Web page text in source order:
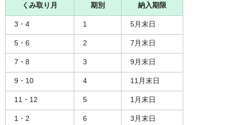
くみ取り月 期別 納入期限
3・4 1 5月末日
5・6 2 7月末日
7・8 3 9月末日
9・10 4 11月末日
11・12 5 1月末日
1・2 6 3月末日